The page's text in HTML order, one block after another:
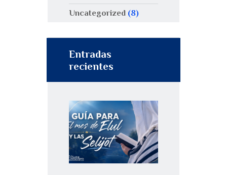
Uncategorized (8)
Entradas
recientes